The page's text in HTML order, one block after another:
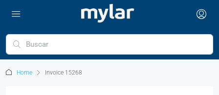
Home Invoice 15268